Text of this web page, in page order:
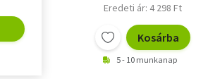
Eredeti ár: 4 298 Ft
Kosárba
5 - 10 munkanap